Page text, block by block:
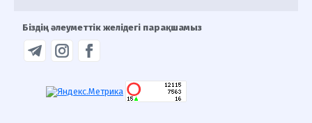
Біздің әлеуметтік желідегі парақшамыз